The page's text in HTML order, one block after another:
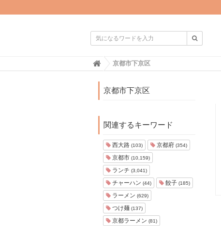
H
京都市下京区
京都市下京区
関連するキーワード
西大路 (103) 京都府 (354)
京都市 (10,159)
ランチ (3,041)
チャーハン (44) 餃子 (185)
ラーメン (629)
つけ麺 (137)
京都ラーメン (81)